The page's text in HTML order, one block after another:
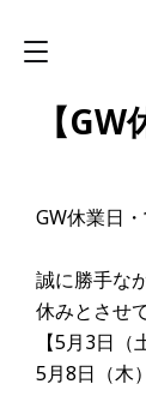
【
GW休業日
誠に勝手な
休みとさせ
【5月3日（
5月8日（木